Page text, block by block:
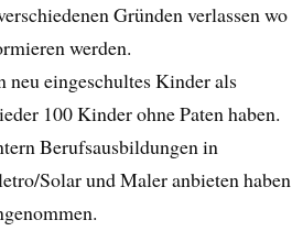
Gründen verlassen wo
werden.
neu eingeschultes Kinder als
100 Kinder ohne Paten haben.
Berufsausbildungen in
Solar und Maler anbieten haben